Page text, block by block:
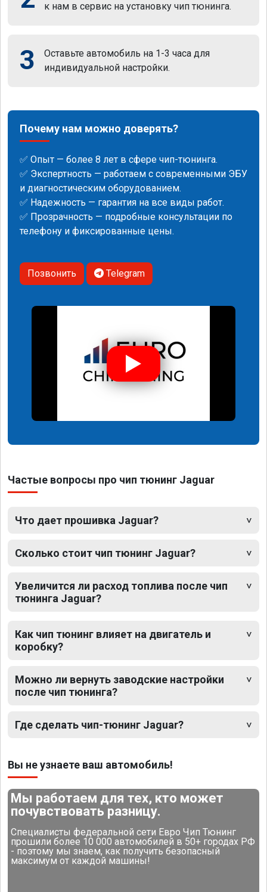
к нам в сервис на установку чип тюнинга.
3
Оставьте автомобиль на 1-3 часа для
индивидуальной настройки.
Почему нам можно доверять?
✅ Опыт — более 8 лет в сфере чип-тюнинга.
✅ Экспертность — работаем с современными ЭБУ
и диагностическим оборудованием.
✅ Надежность — гарантия на все виды работ.
✅ Прозрачность — подробные консультации по
телефону и фиксированные цены.
Позвонить Telegram
Частые вопросы про чип тюнинг Jaguar
Что дает прошивка Jaguar?
Сколько стоит чип тюнинг Jaguar?
Увеличится ли расход топлива после чип
тюнинга Jaguar?
Как чип тюнинг влияет на двигатель и
коробку?
Можно ли вернуть заводские настройки
после чип тюнинга?
Где сделать чип-тюнинг Jaguar?
Вы не узнаете ваш автомобиль!
Мы работаем для тех, кто может
почувствовать разницу.
Специалисты федеральной сети Евро Чип Тюнинг
прошили более 10 000 автомобилей в 50+ городах РФ
- поэтому мы знаем, как получить безопасный
максимум от каждой машины!